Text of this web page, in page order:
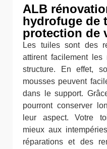
ALB
hydrofuge de
protection de
Les tuiles sont des
attirent facilement
structure. En effet,
mousses peuvent
dans le support.
pourront conserver
leur aspect. Votre
mieux aux
réparations et des